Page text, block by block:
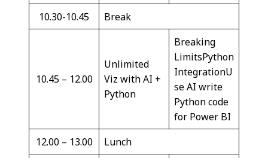
10.30-10.45
Break
10.45 – 12.00
Unlimited
Viz with AI +
Python
Breaking
LimitsPython
IntegrationU
se AI write
Python code
for Power BI
12.00 – 13.00
Lunch